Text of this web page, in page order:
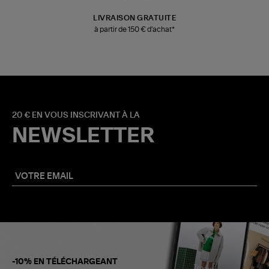
LIVRAISON GRATUITE
à partir de 150 € d'achat*
20 € EN VOUS INSCRIVANT À LA
NEWSLETTER
-10% EN TÉLÉCHARGEANT